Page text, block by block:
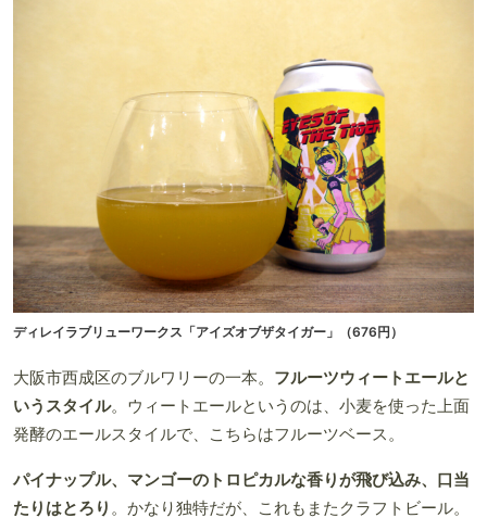
ディレイラブリューワークス「アイズオブザタイガー」（676円）
大阪市西成区のブルワリーの一本。 フルーツウィートエールと
いうスタイル。ウィートエールというのは、小麦を使った上面
発酵のエールスタイルで、こちらはフルーツベース。
パイナップル、マンゴーのトロピカルな香りが飛び込み、口当
たりはとろり 。かなり独特だが、これもまたクラフトビール。